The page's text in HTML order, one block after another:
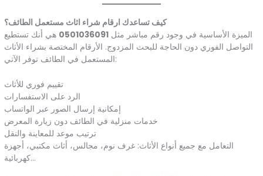
كيف تساعدك ارقام شراء اثاث مستعمل الطائف؟
الميزة الأساسية في وجود رقم مباشر مثل 0501036091 هي أنك تستطيع
التواصل الفوري دون الحاجة للبحث المزدوج. الأرقام المختصة بشراء الأثاث
المستعمل في الطائف توفر الآتي:
تقييم فوري للأثاث
الرد على الاستفسارات
إمكانية إرسال الصور عبر الواتساب
خدمات منزلية في الطائف دون زيارة المعرض
ترتيب موعد للمعاينة والنقل
التعامل مع جميع أنواع الأثاث: غرف نوم، مجالس، أثاث مكتبي، أجهزة
كهربائية…